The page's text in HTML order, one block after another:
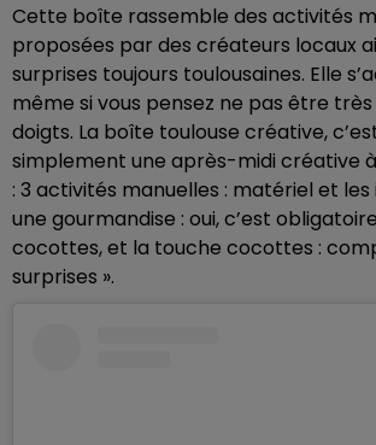
Cette boîte rassemble des activités
proposées par des créateurs locaux
surprises toujours toulousaines. Elle
même si vous pensez ne pas être très
doigts. La boîte toulouse créative,
simplement une après-midi créative
: 3 activités manuelles : matériel et
une gourmandise : oui, c’est
cocottes, et la touche cocottes :
surprises ».